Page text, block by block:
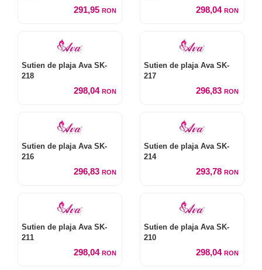
291,95 RON 298,04 RON
Sutien de plaja Ava SK-
218
298,04 RON
Sutien de plaja Ava SK-
217
296,83 RON
Sutien de plaja Ava SK-
216
296,83 RON
Sutien de plaja Ava SK-
214
293,78 RON
Sutien de plaja Ava SK-
211
298,04 RON
Sutien de plaja Ava SK-
210
298,04 RON